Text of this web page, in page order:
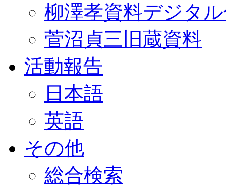
柳澤孝資料デジタ
菅沼貞三旧蔵資料
活動報告
日本語
英語
その他
総合検索